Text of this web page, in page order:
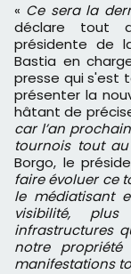
« Ce sera la
déclare tout
présidente de
Bastia en
presse qui s'est
présenter la
hâtant de
car l’an
tournois tout
Borgo, le
faire évoluer ce
le médiatisant
visibilité, plus
infrastructures
notre
manifestations